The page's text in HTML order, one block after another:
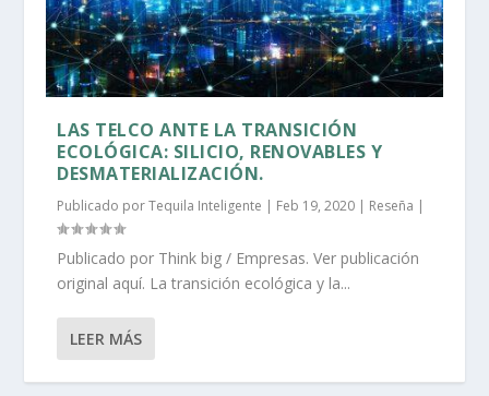
LAS TELCO ANTE LA TRANSICIÓN
ECOLÓGICA: SILICIO, RENOVABLES Y
DESMATERIALIZACIÓN.
Publicado porTequila Inteligente | Feb 19, 2020 | Reseña |
Publicado por Think big / Empresas. Ver publicación
original aquí. La transición ecológica y la...
LEER MÁS